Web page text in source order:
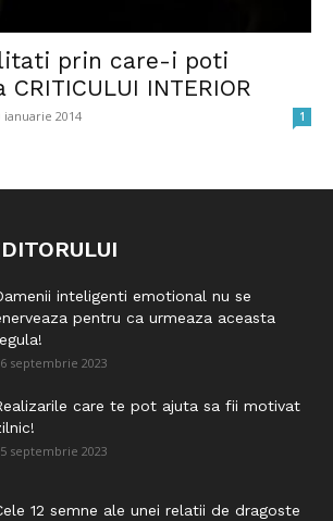
prin care-i poti
INTERIOR
ianuarie 2014 1
inteligenti emotional nu se
pentru ca urmeaza aceasta
septembrie 2023
care te pot ajuta sa fii motivat
septembrie 2023
12 semne ale unei relatii de dragoste